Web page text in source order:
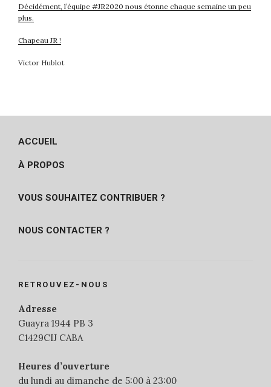
Décidément, l’équipe #JR2020 nous étonne chaque semaine un peu
plus.
Chapeau JR !
Victor Hublot
ACCUEIL
À PROPOS
VOUS SOUHAITEZ CONTRIBUER ?
NOUS CONTACTER ?
RETROUVEZ-NOUS
Adresse
Guayra 1944 PB 3
C1429CIJ CABA
Heures d’ouverture
du lundi au dimanche de 5:00 à 23:00